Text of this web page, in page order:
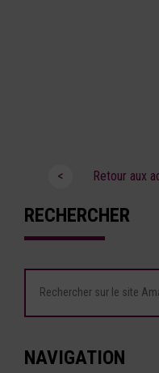
< Retour aux
RECHERCHER
NAVIGATION